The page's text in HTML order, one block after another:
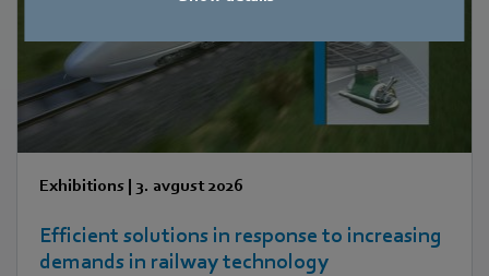
Exhibitions 3. avgust 2026
Efficient solutions in response to increasing
demands in railway technology